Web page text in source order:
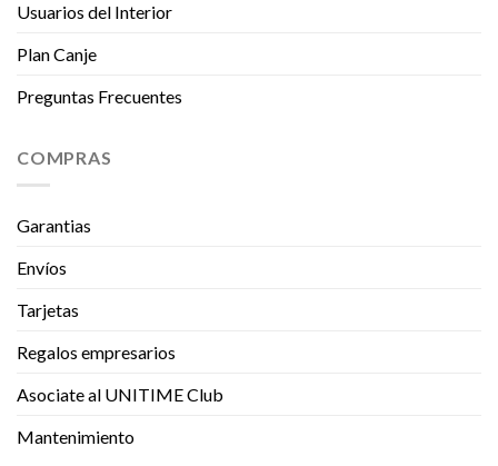
Usuarios del Interior
Plan Canje
Preguntas Frecuentes
COMPRAS
Garantias
Envíos
Tarjetas
Regalos empresarios
Asociate al UNITIME Club
Mantenimiento